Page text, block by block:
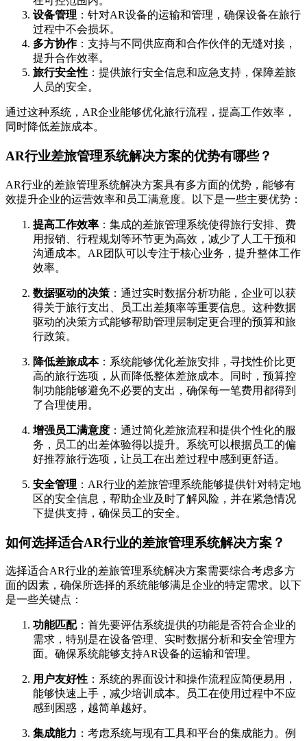
设备管理 ：针对AR设备的运输和管理，确保设备在旅行
过程中不会损坏。
多方协作：支持与不同供应商和合作伙伴的无缝对接，
提升合作效率。
旅行安全性 ：提供旅行安全信息和应急支持，保障差旅
人员的安全。
通过这种系统，AR企业能够优化旅行流程，提高工作效率，
同时降低差旅成本。
AR行业差旅管理系统解决方案的优势有哪些？
AR行业的差旅管理系统解决方案具有多方面的优势，能够有
效提升企业的运营效率和员工满意度。以下是一些主要优势：
提高工作效率 ：集成的差旅管理系统使得旅行安排、费
用报销、行程规划等环节更为高效，减少了人工干预和
沟通成本。AR团队可以专注于核心业务，提升整体工作
效率。
数据驱动的决策 ：通过实时数据分析功能，企业可以获
得关于旅行支出、员工出差频率等重要信息。这种数据
驱动的决策方式能够帮助管理层制定更合理的预算和旅
行政策。
降低差旅成本：系统能够优化差旅安排，寻找性价比更
高的旅行选项，从而降低整体差旅成本。同时，预算控
制功能能够避免不必要的支出，确保每一笔费用都得到
了合理使用。
增强员工满意度 ：通过简化差旅流程和提供个性化的服
务，员工的出差体验得以提升。系统可以根据员工的偏
好推荐旅行选项，让员工在出差过程中感到更舒适。
安全管理 ：AR行业的差旅管理系统能够提供针对特定地
区的安全信息，帮助企业及时了解风险，并在紧急情况
下提供支持，确保员工的安全。
如何选择适合AR行业的差旅管理系统解决方案？
选择适合AR行业的差旅管理系统解决方案需要综合考虑多方
面的因素，确保所选择的系统能够满足企业的特定需求。以下
是一些关键点：
功能匹配：首先要评估系统提供的功能是否符合企业的
需求，特别是在设备管理、实时数据分析和安全管理方
面。确保系统能够支持AR设备的运输和管理。
用户友好性 ：系统的界面设计和操作流程应简便易用，
能够快速上手，减少培训成本。员工在使用过程中不应
感到困惑，越简单越好。
集成能力 ：考虑系统与现有工具和平台的集成能力。例